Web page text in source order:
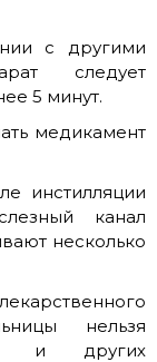
с другими
следует
5 минут.
медикамент
инстилляции
канал
несколько
нельзя
и других